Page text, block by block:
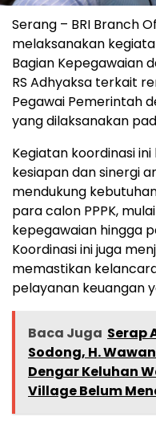
Serang – BRI Branch
melaksanakan
Bagian Kepegawaian
RS Adhyaksa terkait
Pegawai Pemerintah
yang dilaksanakan
Kegiatan koordinasi
kesiapan dan sinergi
mendukung
para calon PPPK,
kepegawaian hingga
Koordinasi ini juga
memastikan
pelayanan keuangan
Baca Juga Serap
Sodong, H.
Dengar Keluhan
Village Belum